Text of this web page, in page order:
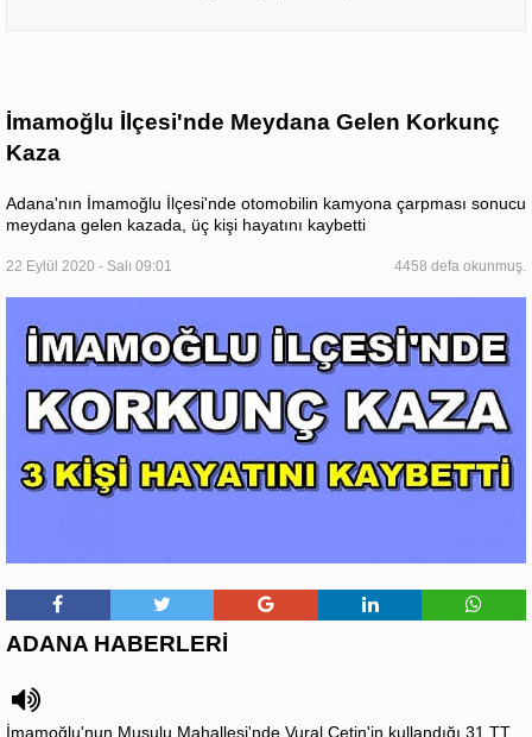
İmamoğlu İlçesi'nde Meydana Gelen Korkunç
Kaza
Adana'nın İmamoğlu İlçesi'nde otomobilin kamyona çarpması sonucu
meydana gelen kazada, üç kişi hayatını kaybetti
22 Eylül 2020 - Salı 09:01 4458 defa okunmuş.
ADANA HABERLERİ
İmamoğlu'nun Musulu Mahallesi'nde Vural Çetin'in kullandığı 31 TT